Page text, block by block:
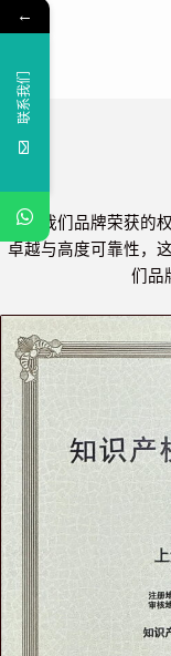
凭借我们品牌荣获的
卓越与高度可靠性，
们品
←
联系我们